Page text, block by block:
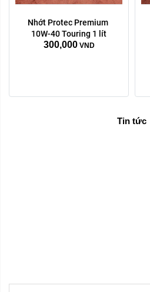
Nhớt Protec Premium
10W-40 Touring 1 lít
300,000 VND
Tin tức